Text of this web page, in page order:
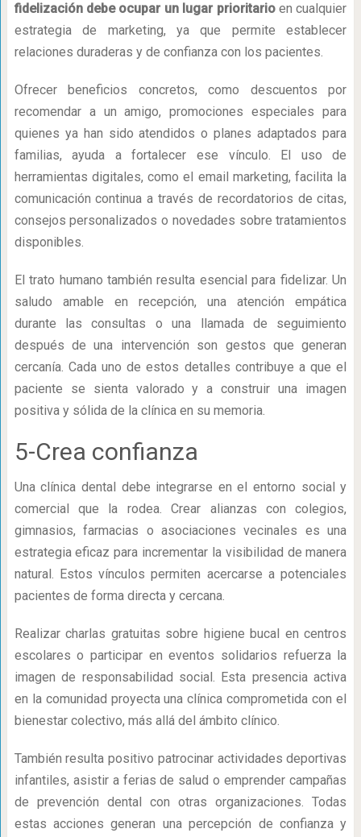
fidelización debe ocupar un lugar prioritarioen cualquier
estrategia de marketing, ya que permite establecer
relaciones duraderas y de confianza con los pacientes.
Ofrecer beneficios concretos, como descuentos por
recomendar a un amigo, promociones especiales para
quienes ya han sido atendidos o planes adaptados para
familias, ayuda a fortalecer ese vínculo. El uso de
herramientas digitales, como el email marketing, facilita la
comunicación continua a través de recordatorios de citas,
consejos personalizados o novedades sobre tratamientos
disponibles.
El trato humano también resulta esencial para fidelizar. Un
saludo amable en recepción, una atención empática
durante las consultas o una llamada de seguimiento
después de una intervención son gestos que generan
cercanía. Cada uno de estos detalles contribuye a que el
paciente se sienta valorado y a construir una imagen
positiva y sólida de la clínica en su memoria.
5-Crea confianza
Una clínica dental debe integrarse en el entorno social y
comercial que la rodea. Crear alianzas con colegios,
gimnasios, farmacias o asociaciones vecinales es una
estrategia eficaz para incrementar la visibilidad de manera
natural. Estos vínculos permiten acercarse a potenciales
pacientes de forma directa y cercana.
Realizar charlas gratuitas sobre higiene bucal en centros
escolares o participar en eventos solidarios refuerza la
imagen de responsabilidad social. Esta presencia activa
en la comunidad proyecta una clínica comprometida con el
bienestar colectivo, más allá del ámbito clínico.
También resulta positivo patrocinar actividades deportivas
infantiles, asistir a ferias de salud o emprender campañas
de prevención dental con otras organizaciones. Todas
estas acciones generan una percepción de confianza y